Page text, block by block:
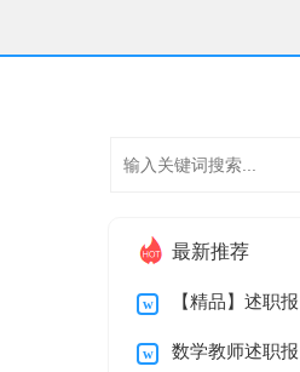
最新推荐
【精品】述职报
告锦集9篇
数学教师述职报